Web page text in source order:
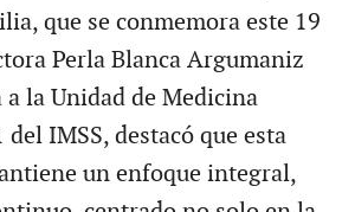
que se conmemora este 19
Perla Blanca Argumaniz
a la Unidad de Medicina
IMSS, destacó que esta
un enfoque integral,